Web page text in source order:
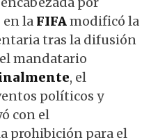
en la FIFAmodificó la
tras la difusión
mandatario
, el
políticos y
con el
prohibición para el